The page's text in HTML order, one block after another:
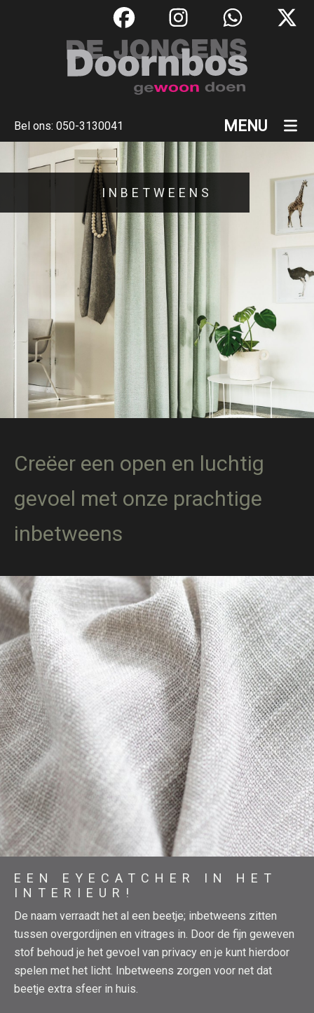
Bel ons: 050-3130041 MENU
INBETWEENS
Creëer een open en luchtig
gevoel met onze prachtige
inbetweens
EEN EYECATCHER IN HET
INTERIEUR!
De naam verraadt het al een beetje; inbetweens zitten
tussen overgordijnen en vitrages in. Door de fijn geweven
stof behoud je het gevoel van privacy en je kunt hierdoor
spelen met het licht. Inbetweens zorgen voor net dat
beetje extra sfeer in huis.